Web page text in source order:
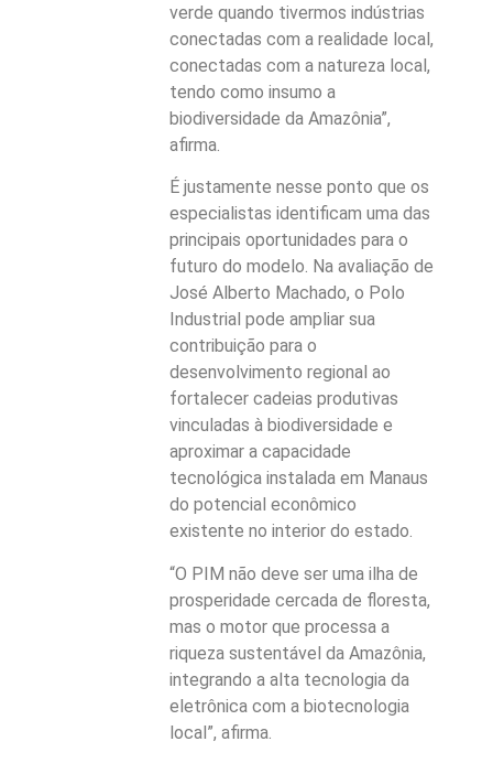
verde quando tivermos indústrias
conectadas com a realidade local,
conectadas com a natureza local,
tendo como insumo a
biodiversidade da Amazônia”,
afirma.
É justamente nesse ponto que os
especialistas identificam uma das
principais oportunidades para o
futuro do modelo. Na avaliação de
José Alberto Machado, o Polo
Industrial pode ampliar sua
contribuição para o
desenvolvimento regional ao
fortalecer cadeias produtivas
vinculadas à biodiversidade e
aproximar a capacidade
tecnológica instalada em Manaus
do potencial econômico
existente no interior do estado.
“O PIM não deve ser uma ilha de
prosperidade cercada de floresta,
mas o motor que processa a
riqueza sustentável da Amazônia,
integrando a alta tecnologia da
eletrônica com a biotecnologia
local”, afirma.